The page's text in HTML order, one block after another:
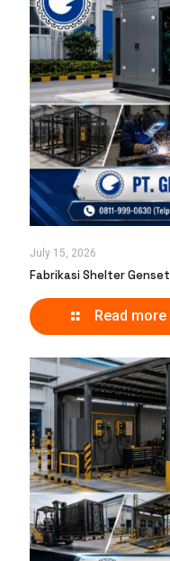
July 15, 2026
Fabrikasi Shelter Genset
Read more